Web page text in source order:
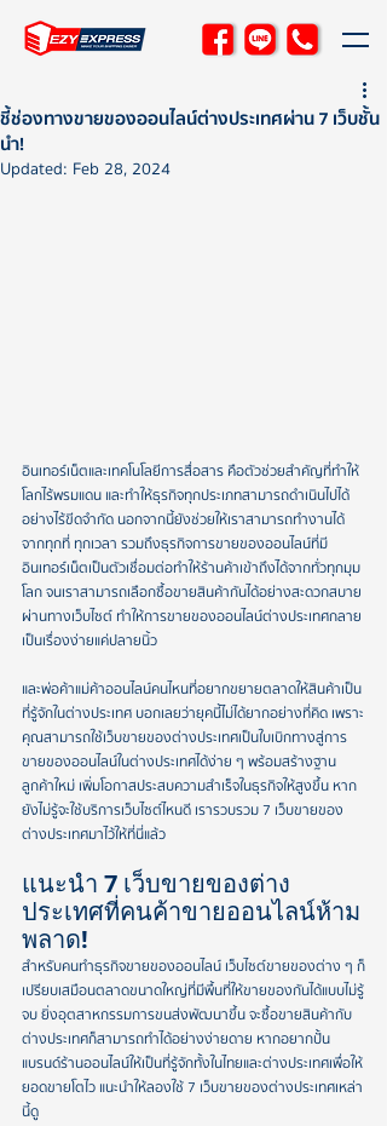
ชี้ช่องทางขายของออนไลน์ต่างประเทศผ่าน 7 เว็บชั้น
นำ!
Updated: Feb 28, 2024
อินเทอร์เน็ตและเทคโนโลยีการสื่อสาร คือตัวช่วยสำคัญที่ทำให้
โลกไร้พรมแดน และทำให้ธุรกิจทุกประเภทสามารถดำเนินไปได้
อย่างไร้ขีดจำกัด นอกจากนี้ยังช่วยให้เราสามารถทำงานได้
จากทุกที่ ทุกเวลา รวมถึงธุรกิจการขายของออนไลน์ที่มี
อินเทอร์เน็ตเป็นตัวเชื่อมต่อทำให้ร้านค้าเข้าถึงได้จากทั่วทุกมุม
โลก จนเราสามารถเลือกซื้อขายสินค้ากันได้อย่างสะดวกสบาย
ผ่านทางเว็บไซต์ ทำให้การขายของออนไลน์ต่างประเทศกลาย
เป็นเรื่องง่ายแค่ปลายนิ้ว
และพ่อค้าแม่ค้าออนไลน์คนไหนที่อยากขยายตลาดให้สินค้าเป็น
ที่รู้จักในต่างประเทศ บอกเลยว่ายุคนี้ไม่ได้ยากอย่างที่คิด เพราะ
คุณสามารถใช้เว็บขายของต่างประเทศเป็นใบเบิกทางสู่การ
ขายของออนไลน์ในต่างประเทศได้ง่าย ๆ พร้อมสร้างฐาน
ลูกค้าใหม่ เพิ่มโอกาสประสบความสำเร็จในธุรกิจให้สูงขึ้น หาก
ยังไม่รู้จะใช้บริการเว็บไซต์ไหนดี เรารวบรวม 7 เว็บขายของ
ต่างประเทศมาไว้ให้ที่นี่แล้ว
แนะนำ 7 เว็บขายของต่าง
ประเทศที่คนค้าขายออนไลน์ห้าม
พลาด!
สำหรับคนทำธุรกิจขายของออนไลน์ เว็บไซต์ขายของต่าง ๆ ก็
เปรียบเสมือนตลาดขนาดใหญ่ที่มีพื้นที่ให้ขายของกันได้แบบไม่รู้
จบ ยิ่งอุตสาหกรรมการขนส่งพัฒนาขึ้น จะซื้อขายสินค้ากับ
ต่างประเทศก็สามารถทำได้อย่างง่ายดาย หากอยากปั้น
แบรนด์ร้านออนไลน์ให้เป็นที่รู้จักทั้งในไทยและต่างประเทศเพื่อให้
ยอดขายโตไว แนะนำให้ลองใช้ 7 เว็บขายของต่างประเทศเหล่า
นี้ดู